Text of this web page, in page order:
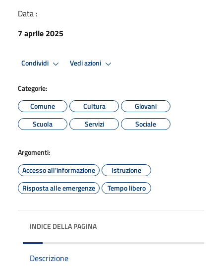
Data :
7 aprile 2025
Condividi Vedi azioni
Categorie:
Comune
Cultura
Giovani
Scuola
Servizi Sociale
Argomenti:
Accesso all'informazione
Istruzione
Risposta alle emergenze
Tempo libero
INDICE DELLA PAGINA
Descrizione